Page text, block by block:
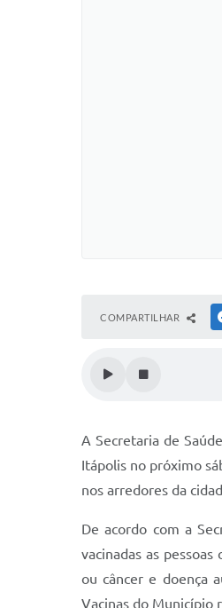
COMPARTILHAR
A Secretaria de
Itápolis no próximo
nos arredores da
De acordo com a
vacinadas as
ou câncer e doença
Vacinas do Município